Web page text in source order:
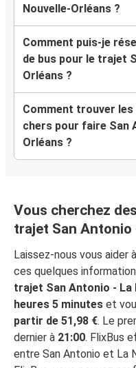
Nouvelle-Orléans ?
Comment puis-je
de bus pour le trajet
Orléans ?
Comment trouver
chers pour faire San
Orléans ?
Vous cherchez
trajet San Antonio
Laissez-nous vous aider
ces quelques
trajet San Antonio - La
heures 5 minutes et
partir de 51,98 €. Le
dernier à 21:00. FlixBus
entre San Antonio et La